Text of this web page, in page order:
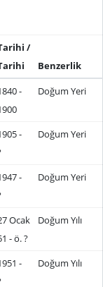
/
Benzerlik
-
Doğum Yeri
-
Doğum Yeri
-
Doğum Yeri
Ocak
- ö. ?
Doğum Yılı
-
Doğum Yılı